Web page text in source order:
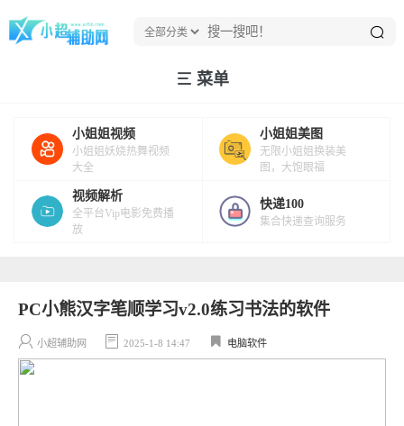
菜单
小姐姐视频
小姐姐妖娆热舞视频
大全
小姐姐美图
无限小姐姐换装美
图，大饱眼福
视频解析
全平台Vip电影免费播
放
快递100
集合快递查询服务
PC小熊汉字笔顺学习v2.0练习书法的软件
小超辅助网 2025-1-8 14:47 电脑软件